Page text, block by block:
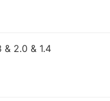
& 2.0 & 1.4